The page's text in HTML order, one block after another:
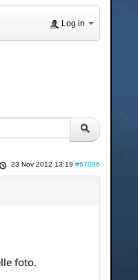
Log in
23 Nov 2012 13:19 #67086
foto.